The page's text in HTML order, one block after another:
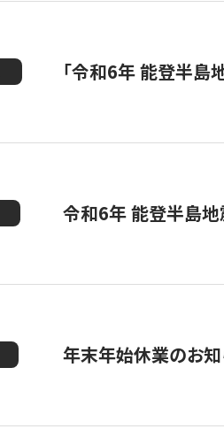
「令和6年 能登半島
令和6年 能登半島地
年末年始休業のお知